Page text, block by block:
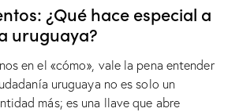
¿Qué hace especial a
uruguaya?
en el «cómo», vale la pena entender
uruguaya no es solo un
más; es una llave que abre